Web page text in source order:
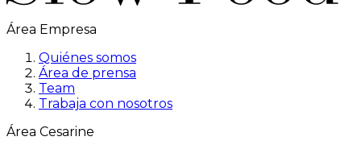
Área Empresa
Quiénes somos
Área de prensa
Team
Trabaja con nosotros
Área Cesarine